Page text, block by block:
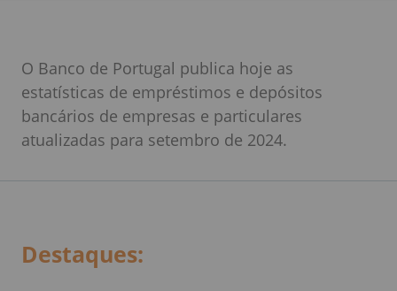
O Banco de Portugal publica hoje as
estatísticas de empréstimos e depósitos
bancários de empresas e particulares
atualizadas para setembro de 2024.
Destaques: